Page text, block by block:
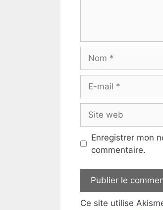
mail
web
Enregistrer mon
commentaire.
Ce site utilise